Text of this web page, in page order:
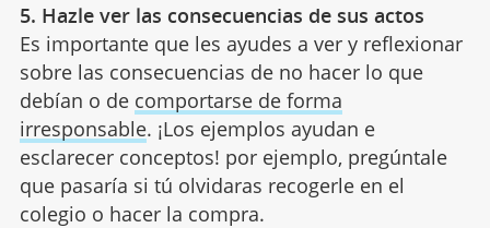
5. Hazle ver las consecuencias de sus actos
Es importante que les ayudes a ver y reflexionar
sobre las consecuencias de no hacer lo que
debían o de comportarse de forma
irresponsable. ¡Los ejemplos ayudan e
esclarecer conceptos! por ejemplo, pregúntale
que pasaría si tú olvidaras recogerle en el
colegio o hacer la compra.